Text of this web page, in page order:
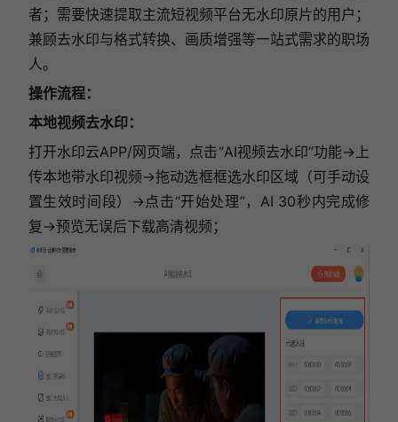
者；需要快速提取主流短视频平台无水印原片的用户；
兼顾去水印与格式转换、画质增强等一站式需求的职场
人。
操作流程：
本地视频去水印：
打开水印云APP/网页端，点击“AI视频去水印”功能→上
传本地带水印视频→拖动选框框选水印区域（可手动设
置生效时间段）→点击“开始处理”，AI 30秒内完成修
复→预览无误后下载高清视频；